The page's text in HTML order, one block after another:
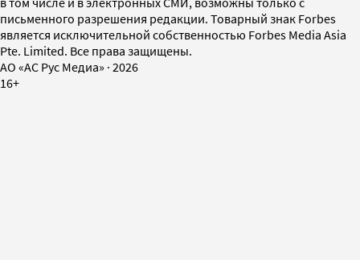
письменного разрешения редакции. Товарный знак Forbes
является исключительной собственностью Forbes Media Asia
Pte. Limited. Все права защищены.
AO «АС Рус Медиа» · 2026
16+